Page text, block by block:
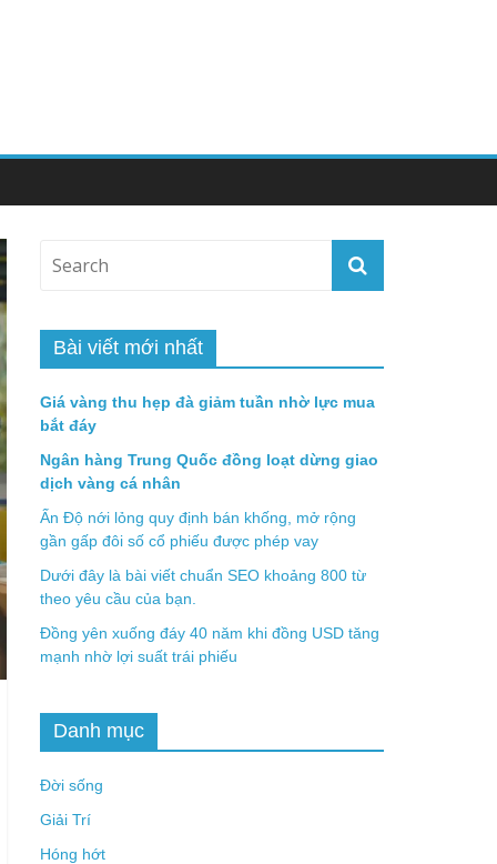
Bài viết mới nhất
Giá vàng thu hẹp đà giảm tuần nhờ lực mua
bắt đáy
Ngân hàng Trung Quốc đồng loạt dừng giao
dịch vàng cá nhân
Ấn Độ nới lỏng quy định bán khống, mở rộng
gần gấp đôi số cổ phiếu được phép vay
Dưới đây là bài viết chuẩn SEO khoảng 800 từ
theo yêu cầu của bạn.
Đồng yên xuống đáy 40 năm khi đồng USD tăng
mạnh nhờ lợi suất trái phiếu
Danh mục
Đời sống
Giải Trí
Hóng hớt